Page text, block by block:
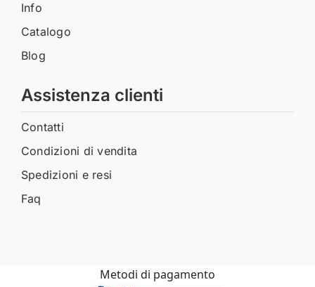
Info
Catalogo
Blog
Assistenza clienti
Contatti
Condizioni di vendita
Spedizioni e resi
Faq
Metodi di pagamento